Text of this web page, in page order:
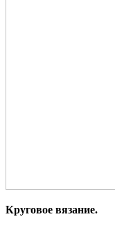
Круговое вязание.